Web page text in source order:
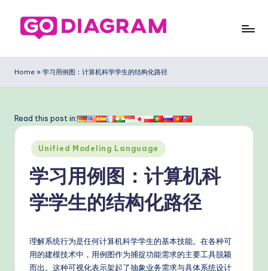
o
ia
g
ra
m
Si
m
ifi
Home » 学习用例图：计算机科学学生的结构化路径
Read this post in:
Posted
in
Unified Modeling Language
学习用例图：计算机科
学学生的结构化路径
理解系统行为是任何计算机科学学生的基本技能。在各种可
用的建模技术中，用例图作为捕捉功能需求的主要工具脱颖
而出。这种可视化表示架起了抽象业务需求与具体系统设计